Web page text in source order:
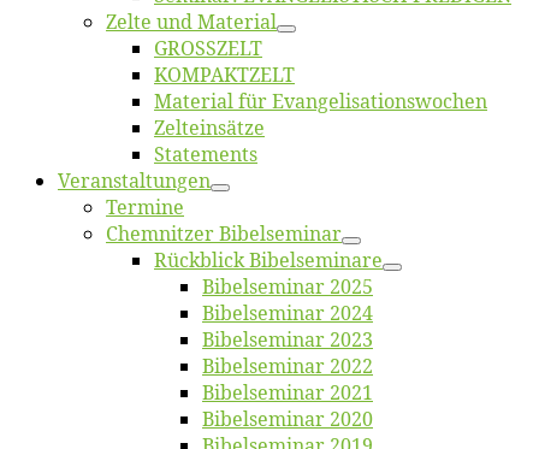
Zel­te und Material
GROSSZELT
KOMPAKTZELT
Ma­te­ri­al für Evangelisationswochen
Zelt­ein­sät­ze
State­ments
Ver­an­stal­tun­gen
Ter­mi­ne
Chemnit­zer Bibelseminar
Rück­blick Bibelseminare
Bi­bel­se­mi­nar 2025
Bi­bel­se­mi­nar 2024
Bi­bel­se­mi­nar 2023
Bi­bel­se­mi­nar 2022
Bi­bel­se­mi­nar 2021
Bi­bel­se­mi­nar 2020